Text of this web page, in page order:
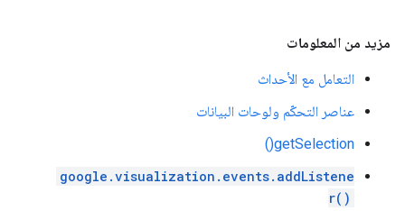
مزيد من المعلومات
التعامل مع الأحداث
عناصر التحكّم ولوحات البيانات
getSelection()
google.visualization.events.addListene
r()